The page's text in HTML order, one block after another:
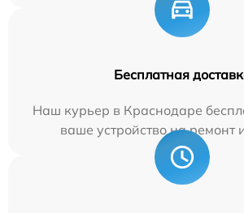
Бесплатная
Наш курьер в Краснодаре
ваше устройство на ремонт